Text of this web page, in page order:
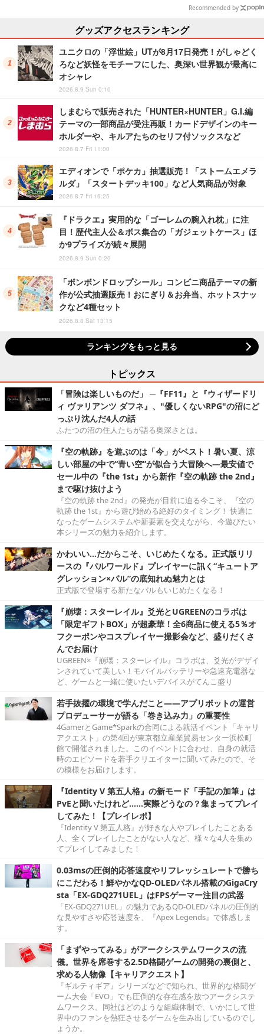
Recommended by
グッズアクセスランキング
ユニクロの「浮世絵」UTが8月17日発売！がしゃどく
ろなど妖怪をモチーフにした、奥深い世界観が最高に
オシャレ
2026.8.9 Sun 0:10
しまむらで販売された「HUNTER×HUNTER」G.I.編
テーマの一部商品が受注再販！カードデザインのキー
ホルダーや、キルアたちのセリフ付ソックスなど
2026.8.7 Fri 11:00
エディオンで「ポケカ」抽選販売！「ストームエメラ
ルダ」「スタートデッキ100」など人気商品が対象
2026.8.7 Fri 16:25
『ドラクエ』実用的な「ゴーレムの腕入れ枕」に注
目！歴代主人公＆ボス集合の「ガジェットケース」ほ
か9プライズが続々展開
2026.8.9 Sun 0:20
「ボンボンドロップシール」コンビニ商品テーマの新
作が公式抽選販売！おにぎり＆お弁当、ホットスナッ
クなど4種セット
2026.8.8 Sat 13:15
ランキングをもっと見る
トピックス
「冒険は楽しいものだ」 ─『FF11』と『ウィザードリ
ィ ヴァリアンツ ダフネ』、"優しくないRPG"の沼にど
っぷり沈んだ4人の話
ふたつの沼の住人たちが語る奥深さとは。
『空の軌跡』を遊ぶのは「今」がベスト！暑い夏、涼
しい部屋の中で“青い空”が似合う大冒険へ―最安値で
セール中の『the 1st』から新作『空の軌跡 the 2nd』
まで駆け抜けよう
『空の軌跡 the 2nd』の発売が目前に迫る今こそ、『空の
軌跡 the 1st』から遊び始める絶好のタイミング！ 快適に
なったゲームシステムや新要素を交えながら、今遊びたい
本シリーズの魅力を紹介します。
かわいい…だからこそ、いじめたくなる。正式版リリ
ースの『パルワールド』プレイヤーに訊く“キュートア
グレッション×パル”の底知れぬ魅力とは
正式版で登場する新たなパルもいじめたくなる！
『崩壊：スターレイル』爻光とUGREENのコラボは
「限定ギフトBOX」が超豪華！全6商品に使える5％オ
フクーポンやコスプレイヤー撮影会など、盛りだくさ
んでお届け
UGREEN×『崩壊：スターレイル』コラボは、爻光がデザイ
ンされていて美しい！モバイルバッテリーや急速充電器な
ど、ゲームと一緒に使いたいデバイスがてんこ盛り
若手抜擢の環境で学んだこと――アプリボットの運営
プロデューサーが語る「巻き込み力」の重要性
4GamerとGame*Sparkの合同による就活イベント「キャリ
アクエスト」の第4回が東京都立産業貿易センター浜松町
館で開催されました。このイベントに合わせ、自身の就活
時のエピソードを若手クリエイターに聞いてみたので、そ
の模様をお届けします。
『Identity V 第五人格』の新モード「手記の加筆」は
PvEと聞いたけれど……実際どうなの？集まってプレイ
してみた！【プレイレポ】
『Identity V 第五人格』が好きな人やプレイしたことある
人、全くプレイしたことがない人など、様々な4人を集め
てプレイしてみました！
0.03msの圧倒的応答速度やリフレッシュレートで勝ち
にこだわる！鮮やかなQD-OLEDパネル搭載のGigaCry
sta「EX-GDQ271UEL」はFPSゲーマー注目の武器
「EX-GDQ271UEL」の魅力であるQD-OLEDパネルの圧倒的
な見やすさや応答速度を、『Apex Legends』で体感しま
す。
「まずやってみる」がアークシステムワークスの流
儀。世界を席巻する2.5D格闘ゲームの開発の裏側と、
求める人物像【キャリアクエスト】
『ギルティギア』シリーズなどで知られ、世界的な格闘ゲ
ーム大会「EVO」でも圧倒的な存在感を放つアークシステ
ムワークス。同社はどのような組織体制で、いかにして世
界中のファンを熱狂させるゲームを生み出しているのでし
ょうか。